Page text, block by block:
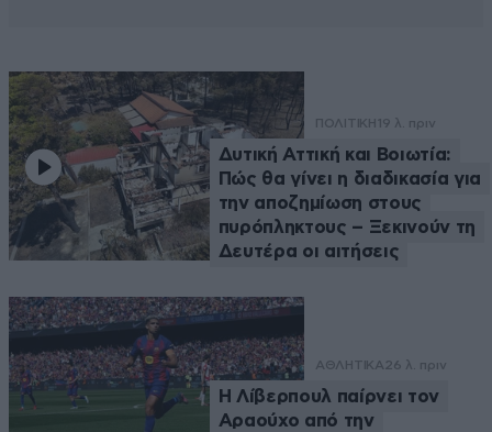
ΠΟΛΙΤΙΚΗ 19 λ. πριν
Δυτική Αττική και Βοιωτία:
Πώς θα γίνει η διαδικασία για
την αποζημίωση στους
πυρόπληκτους – Ξεκινούν τη
Δευτέρα οι αιτήσεις
ΑΘΛΗΤΙΚΑ26 λ. πριν
Η Λίβερπουλ παίρνει τον
Αραούχο από την